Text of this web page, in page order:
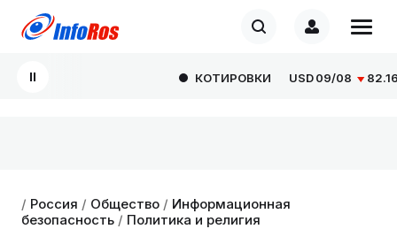
КОТИРОВКИ USD09/08 82.1665
/ Россия / Общество / Информационная
безопасность / Политика и религия